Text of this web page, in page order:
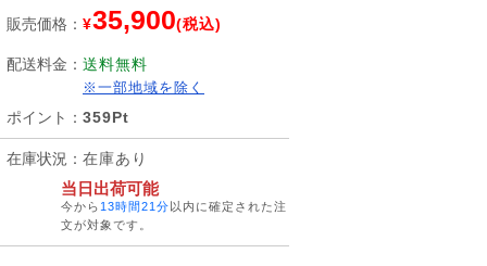
販売価格 ： ¥35,900(税込)
配送料金 ： 送料無料
※一部地域を除く
ポイント ： 359Pt
在庫状況 ： 在庫あり
当日出荷可能
今から 13時間21分以内に確定された注
文が対象です。